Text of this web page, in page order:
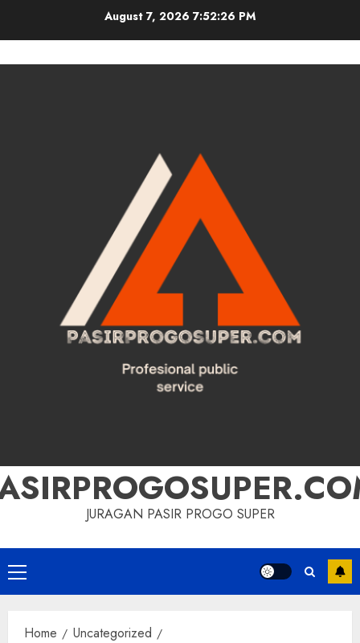
August 7, 20267:52:27 PM
JURAGAN PASIR PROGO SUPER
Primary
Menu
Home
Uncategorized